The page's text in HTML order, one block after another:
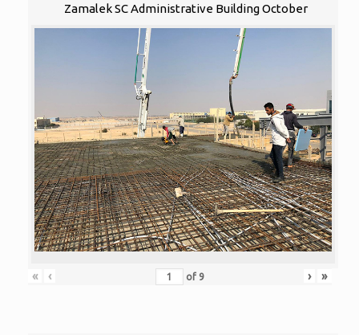
Zamalek SC Administrative Building October
« ‹ of 9 › »